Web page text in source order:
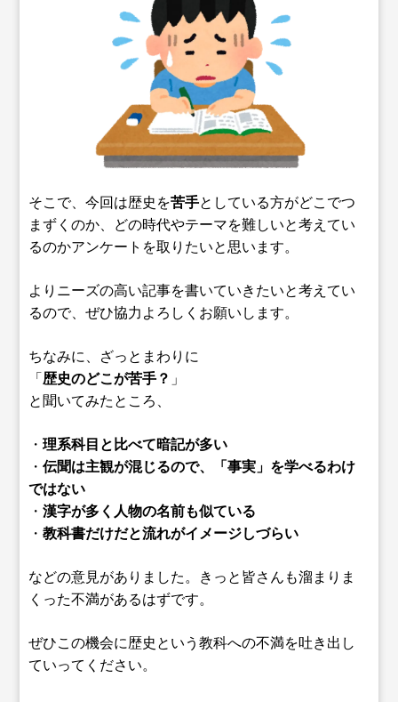
そこで、今回は歴史を苦手としている方がどこでつ
まずくのか、どの時代やテーマを難しいと考えてい
るのかアンケートを取りたいと思います。
よりニーズの高い記事を書いていきたいと考えてい
るので、ぜひ協力よろしくお願いします。
ちなみに、ざっとまわりに
「歴史のどこが苦手？ 」
と聞いてみたところ、
・理系科目と比べて暗記が多い
・伝聞は主観が混じるので、「事実」を学べるわけ
ではない
・漢字が多く人物の名前も似ている
・教科書だけだと流れがイメージしづらい
などの意見がありました。きっと皆さんも溜まりま
くった不満があるはずです。
ぜひこの機会に歴史という教科への不満を吐き出し
ていってください。